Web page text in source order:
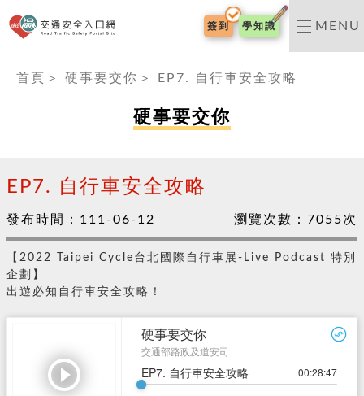
交通安全入口網
簽到 學知識 MENU
首頁 ＞ 硬事要交你 ＞ EP7. 自行車安全攻略
硬事要交你
EP7. 自行車安全攻略
發布時間： 111-06-12 瀏覽次數： 7055次
【2022 Taipei Cycle台北國際自行車展-Live Podcast 特別
企劃】
出遊必知自行車安全攻略！